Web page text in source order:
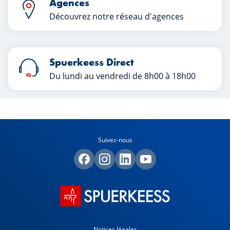
Découvrez notre réseau d'agences
Spuerkeess Direct
Du lundi au vendredi de 8h00 à 18h00
Suivez-nous